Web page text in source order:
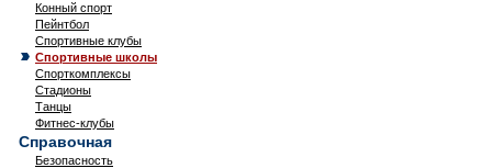
Конный спорт
Пейнтбол
Спортивные клубы
Спортивные школы
Спорткомплексы
Стадионы
Танцы
Фитнес-клубы
Справочная
Безопасность